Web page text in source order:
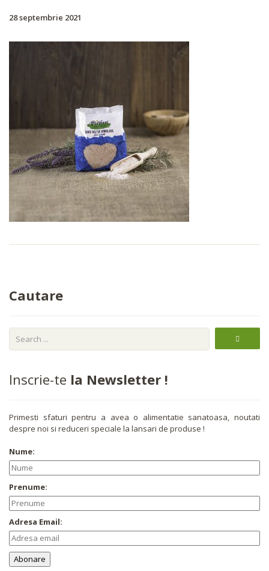
28 septembrie 2021
Cautare
Inscrie-te la Newsletter !
Primesti sfaturi pentru a avea o alimentatie sanatoasa, noutati
despre noi si reduceri speciale la lansari de produse !
Nume:
Prenume:
Adresa Email: